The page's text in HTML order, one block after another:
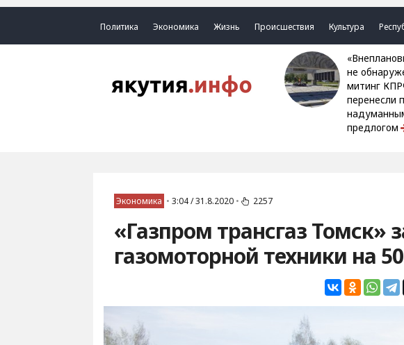
Политика Экономика Жизнь Происшествия Культура
«Внеплановых работ»
не
митинг
перенесли
предлогом
Экономика • 3:04 / 31.8.2020 • 2257
«Газпром трансгаз Томск»
газомоторной техники на